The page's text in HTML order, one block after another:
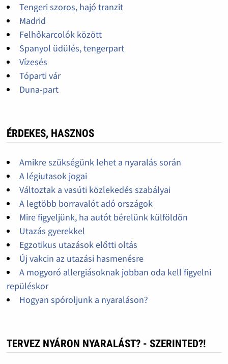
Tengeri szoros, hajó tranzit
Madrid
Felhőkarcolók között
Spanyol üdülés, tengerpart
Vízesés
Tóparti vár
Duna-part
ÉRDEKES, HASZNOS
Amikre szükségünk lehet a nyaralás során
A légiutasok jogai
Változtak a vasúti közlekedés szabályai
A legtöbb borravalót adó országok
Mire figyeljünk, ha autót bérelünk külföldön
Utazás gyerekkel
Egzotikus utazások előtti oltás
Új vakcin az utazási hasmenésre
A mogyoró allergiásoknak jobban oda kell figyelni
repüléskor
Hogyan spóroljunk a nyaraláson?
TERVEZ NYÁRON NYARALÁST? - SZERINTED?!